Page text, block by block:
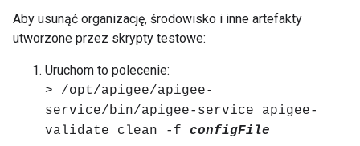
Aby usunąć organizację, środowisko i inne artefakty
utworzone przez skrypty testowe:
Uruchom to polecenie:
> /opt/apigee/apigee-
service/bin/apigee-service apigee-
validate clean -f configFile